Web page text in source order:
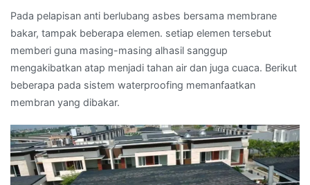
Pada pelapisan anti berlubang asbes bersama membrane
bakar, tampak beberapa elemen. setiap elemen tersebut
memberi guna masing-masing alhasil sanggup
mengakibatkan atap menjadi tahan air dan juga cuaca. Berikut
beberapa pada sistem waterproofing memanfaatkan
membran yang dibakar.